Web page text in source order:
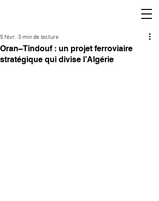
Oran–Tindouf : un projet ferroviaire
stratégique qui divise l’Algérie
5 févr. 3 min de lecture